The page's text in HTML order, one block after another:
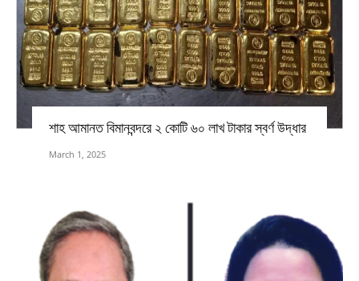
শাহ আমানত বিমানবন্দরে ২ কোটি ৬০ লাখ টাকার স্বর্ণ উদ্ধার
March 1, 2025